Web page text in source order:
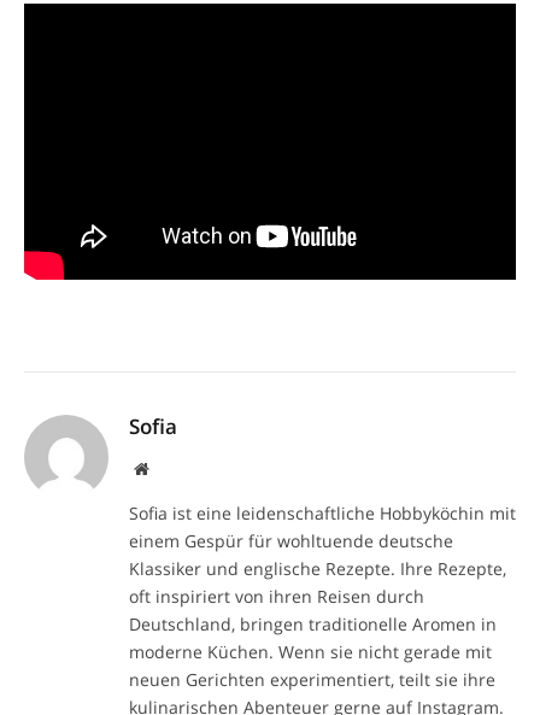
Sofia
Website
Sofia ist eine leidenschaftliche Hobbyköchin mit
einem Gespür für wohltuende deutsche
Klassiker und englische Rezepte. Ihre Rezepte,
oft inspiriert von ihren Reisen durch
Deutschland, bringen traditionelle Aromen in
moderne Küchen. Wenn sie nicht gerade mit
neuen Gerichten experimentiert, teilt sie ihre
kulinarischen Abenteuer gerne auf Instagram.